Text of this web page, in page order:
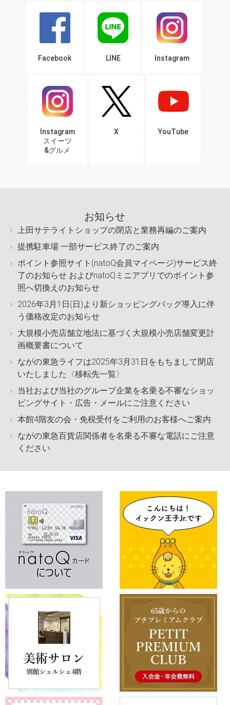
Facebook LINE Instagram
Instagram
スイーツ
&グルメ
X YouTube
お知らせ
上田サテライトショップの閉店と業務再編のご案内
提携駐車場 一部サービス終了のご案内
ポイント参照サイト(natoQ会員マイページ)サービス終
了のお知らせ およびnatoQミニアプリでのポイント参
照へ切換えのお知らせ
2026年3月1日(日)より新ショッピングバッグ導入に伴
う価格改定のお知らせ
大規模小売店舗立地法に基づく大規模小売店舗変更計
画概要書について
ながの東急ライフは2025年3月31日をもちまして閉店
いたしました〈移転先一覧〉
当社および当社のグループ企業を名乗る不審なショッ
ピングサイト・広告・メールにご注意ください
本館4階友の会・免税受付をご利用のお客様へご案内
ながの東急百貨店関係者を名乗る不審な電話にご注意
ください